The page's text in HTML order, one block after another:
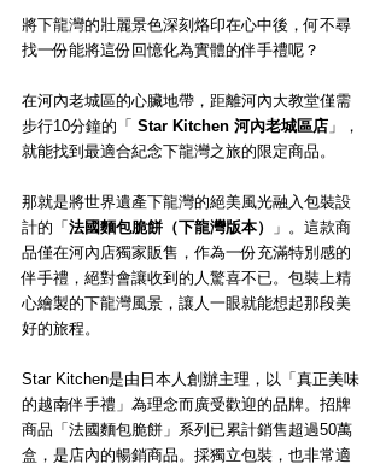
將下龍灣的壯麗景色深刻烙印在心中後，何不尋
找一份能將這份回憶化為實體的伴手禮呢？
在河內老城區的心臟地帶，距離河內大教堂僅需
步行10分鐘的「 Star Kitchen 河內老城區店 」，
就能找到最適合紀念下龍灣之旅的限定商品。
那就是將世界遺產下龍灣的絕美風光融入包裝設
計的「 法國麵包脆餅（下龍灣版本）
」。這款商
品僅在河內店獨家販售，作為一份充滿特別感的
伴手禮，絕對會讓收到的人驚喜不已。包裝上精
心繪製的下龍灣風景，讓人一眼就能想起那段美
好的旅程。
Star Kitchen是由日本人創辦主理，以「真正美味
的越南伴手禮」為理念而廣受歡迎的品牌。招牌
商品「法國麵包脆餅」系列已累計銷售超過50萬
盒，是店內的暢銷商品。採獨立包裝，也非常適